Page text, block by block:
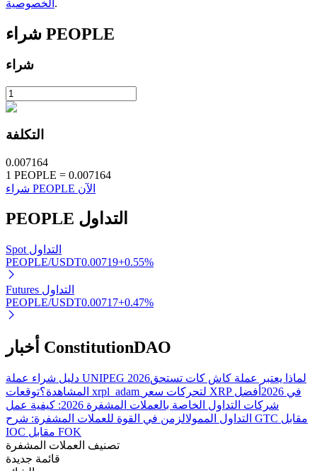
الاستثمار التلقائي
احصل على أرباح طويلة الأجل وفوائد مرنة
تعلم الستاكينغ
تعرف على كيفية كسب الدخل السلبي
شركاء بيترو
الخصوصية .
شراء PEOPLE
شراء
التكلفة
0.007164
1 PEOPLE = 0.007164
شراء PEOPLE الآن
PEOPLE التداول
Spot التداول
PEOPLE/USDT0.00719+0.55%
Futures التداول
PEOPLE/USDT0.00717+0.47%
أخبار ConstitutionDAO
دليل شراء عملة UNIPEG 2026لماذا يعتبر عملة كاش كات تستحق
المشاهدة؟
توقعات xrpl_adam لتحركات سعر XRP في 2026
أفضل
شركات التداول الخاصة بالعملات المشفرة 2026: كيفية عمل
التداول الممولالزمن في القوة للعملات المشفرة: شرح GTC مقابل
IOC مقابل FOK
تصنيف العملات المشفرة
قائمة جديدة